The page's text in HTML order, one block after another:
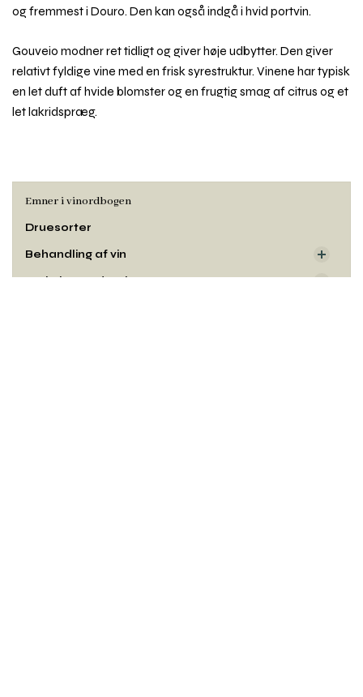
og fremmest i Douro. Den kan også indgå i hvid portvin.
Gouveio modner ret tidligt og giver høje udbytter. Den giver
relativt fyldige vine med en frisk syrestruktur. Vinene har typisk
en let duft af hvide blomster og en frugtig smag af citrus og et
let lakridspræg.
Emner i vinordbogen
Druesorter
Behandling af vin
Dyrkning og druehøst